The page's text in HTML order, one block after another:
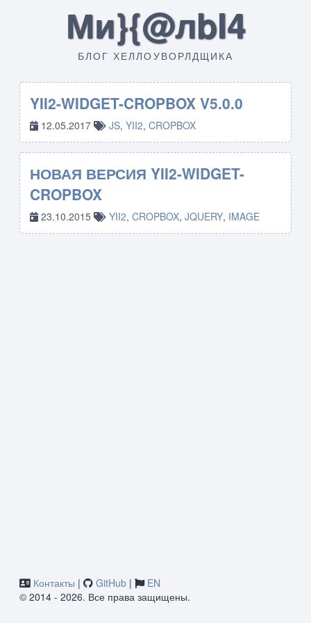
Ми}{@лbI4
БЛОГ ХЕЛЛОУВОРЛДЩИКА
YII2-WIDGET-CROPBOX V5.0.0
12.05.2017 JS, YII2, CROPBOX
НОВАЯ ВЕРСИЯ YII2-WIDGET-
CROPBOX
23.10.2015 YII2, CROPBOX, JQUERY, IMAGE
Контакты | GitHub |
EN
© 2014 - 2026. Все права защищены.